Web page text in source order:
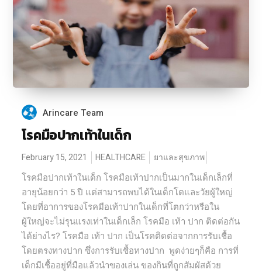
Arincare Team
โรคมือปากเท้าในเด็ก
February 15, 2021 HEALTHCARE ยาและสุขภาพ
โรคมือปากเท้าในเด็ก โรคมือเท้าปากเป็นมากในเด็กเล็กที่
อายุน้อยกว่า 5 ปี แต่สามารถพบได้ในเด็กโตและวัยผู้ใหญ่
โดยที่อาการของโรคมือเท้าปากในเด็กที่โตกว่าหรือใน
ผู้ใหญ่จะไม่รุนแรงเท่าในเด็กเล็ก โรคมือ เท้า ปาก ติดต่อกัน
ได้ย่างไร? โรคมือ เท้า ปาก เป็นโรคติดต่อจากการรับเชื้อ
โดยตรงทางปาก ซึ่งการรับเชื้อทางปาก พูดง่ายๆก็คือ การที่
เด็กมีเชื้ออยู่ที่มือแล้วนำของเล่น ของกินที่ถูกสัมผัสด้วย